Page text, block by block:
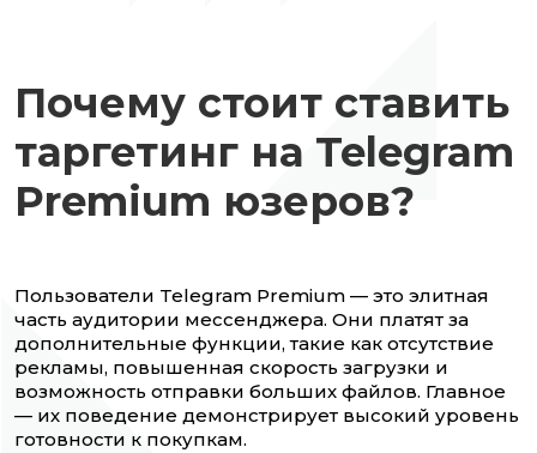
Почему стоит ставить
таргетинг на Telegram
Premium юзеров?
Пользователи Telegram Premium — это элитная
часть аудитории мессенджера. Они платят за
дополнительные функции, такие как отсутствие
рекламы, повышенная скорость загрузки и
возможность отправки больших файлов. Главное
— их поведение демонстрирует высокий уровень
готовности к покупкам.